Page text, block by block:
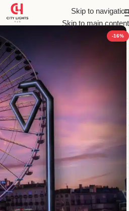
Skip to navigation
Skip to main content
-16%